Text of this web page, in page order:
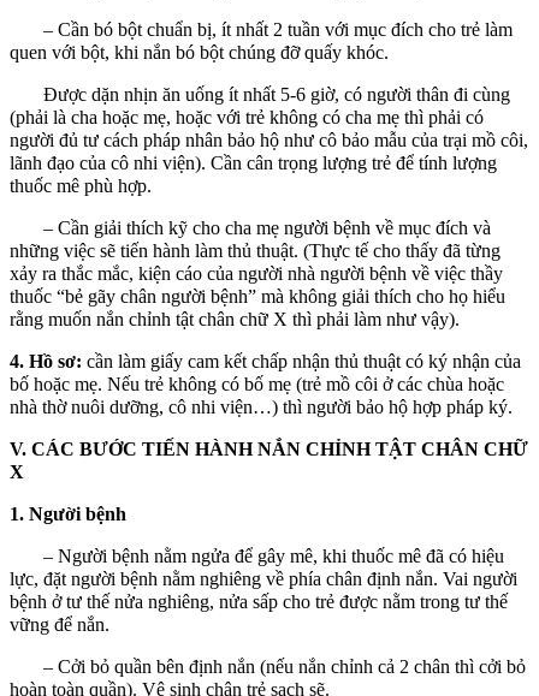
– Cần bó bột chuẩn bị, ít nhất 2 tuần với mục đích cho trẻ làm
quen với bột, khi nắn bó bột chúng đỡ quấy khóc.
Được dặn nhịn ăn uống ít nhất 5-6 giờ, có người thân đi cùng
(phải là cha hoặc mẹ, hoặc với trẻ không có cha mẹ thì phải có
người đủ tư cách pháp nhân bảo hộ như cô bảo mẫu của trại mồ côi,
lãnh đạo của cô nhi viện). Cần cân trọng lượng trẻ để tính lượng
thuốc mê phù hợp.
– Cần giải thích kỹ cho cha mẹ người bệnh về mục đích và
những việc sẽ tiến hành làm thủ thuật. (Thực tế cho thấy đã từng
xảy ra thắc mắc, kiện cáo của người nhà người bệnh về việc thầy
thuốc “bẻ gãy chân người bệnh” mà không giải thích cho họ hiểu
rằng muốn nắn chỉnh tật chân chữ X thì phải làm như vậy).
4. Hồ sơ: cần làm giấy cam kết chấp nhận thủ thuật có ký nhận của
bố hoặc mẹ. Nếu trẻ không có bố mẹ (trẻ mồ côi ở các chùa hoặc
nhà thờ nuôi dưỡng, cô nhi viện…) thì người bảo hộ hợp pháp ký.
V. CÁC BƯỚC TIẾN HÀNH NẮN CHỈNH TẬT CHÂN CHỮ
X
1. Người bệnh
– Người bệnh nằm ngửa để gây mê, khi thuốc mê đã có hiệu
lực, đặt người bệnh nằm nghiêng về phía chân định nắn. Vai người
bệnh ở tư thế nửa nghiêng, nửa sấp cho trẻ được nằm trong tư thế
vững để nắn.
– Cởi bỏ quần bên định nắn (nếu nắn chỉnh cả 2 chân thì cởi bỏ
hoàn toàn quần). Vệ sinh chân trẻ sạch sẽ.